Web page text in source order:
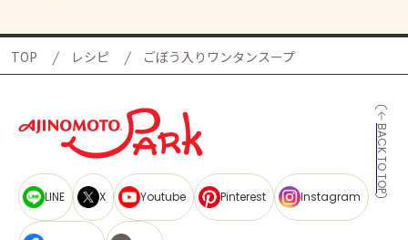
TOP レシピ ごぼう入りワンタンスープ
BACK TO TOP
LINE X Youtube Pinterest Instagram